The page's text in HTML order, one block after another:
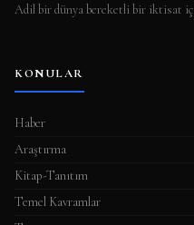
Adil bir dünya bereketli bir iktisat
KONULAR
Haber
Araştırma
Kitap-Tanıtım
Temel Kavramlar